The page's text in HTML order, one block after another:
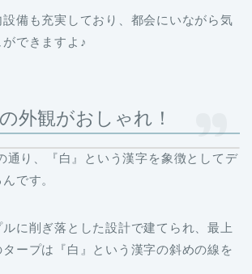
備も充実しており、都会にいながら気
できますよ♪
外観がおしゃれ！
通り、『白』という漢字を象徴としてデ
です。
に削ぎ落とした設計で建てられ、最上
ープは『白』という漢字の斜めの線を